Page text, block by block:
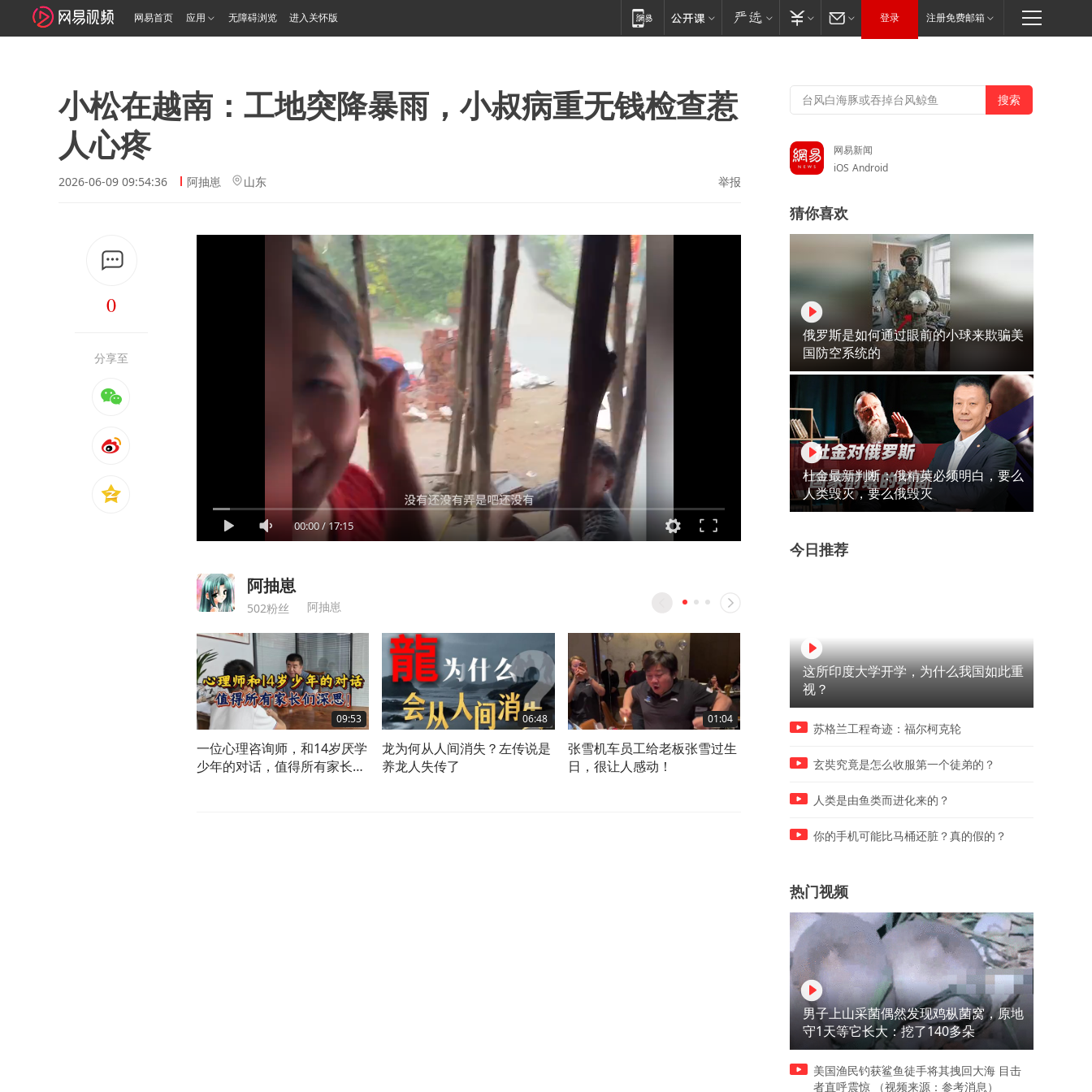
网易首页 应用 无障碍浏览 进入关怀版 登录 注册免费邮箱
小松在越南：工地突降暴雨，小叔病重无钱检查惹
人心疼
2026-06-09 09:54:36 阿抽崽 山东 举报
0
分享至
00:00/17:15
阿抽崽
502粉丝 阿抽崽
09:53
一位心理咨询师，和14岁厌学
少年的对话，值得所有家长们
06:48
龙为何从人间消失？左传说是
养龙人失传了
01:04
张雪机车员工给老板张雪过生
日，很让人感动！
产，父母不认错倒打一耙造谣
赚钱
网易新闻
iOS Android
猜你喜欢
俄罗斯是如何通过眼前的小球来欺骗美
国防空系统的
杜金最新判断：俄精英必须明白，要么
人类毁灭，要么俄毁灭
今日推荐
这所印度大学开学，为什么我国如此重
视？
苏格兰工程奇迹：福尔柯克轮
玄奘究竟是怎么收服第一个徒弟的？
人类是由鱼类而进化来的？
你的手机可能比马桶还脏？真的假的？
热门视频
男子上山采菌偶然发现鸡枞菌窝，原地
守1天等它长大：挖了140多朵
美国渔民钓获鲨鱼徒手将其拽回大海 目击
者直呼震惊 （视频来源：参考消息）